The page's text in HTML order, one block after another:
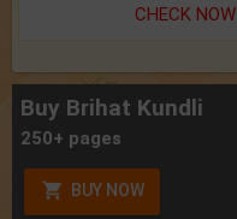
CHECK NOW
Buy Brihat Kundli
250+ pages
BUY NOW